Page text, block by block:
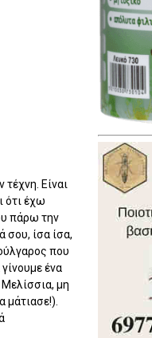
Είναι
ότι έχω
πάρω την
σου, ίσα ίσα,
που
ένα
μη
μάτιασε!).